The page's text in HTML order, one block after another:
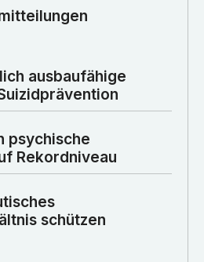
ausbaufähige
psychische
Rekordniveau
schützen